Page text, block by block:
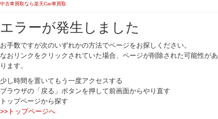
中古車買取なら楽天Car車買取
エラーが発生しました
お手数ですが次のいずれかの方法でページをお探しください。
なおリンクをクリックされていた場合、ページが削除された可能性があ
ります。
少し時間を置いてもう一度アクセスする
ブラウザの「戻る」ボタンを押して前画面からやり直す
トップページから探す
>>トップページへ